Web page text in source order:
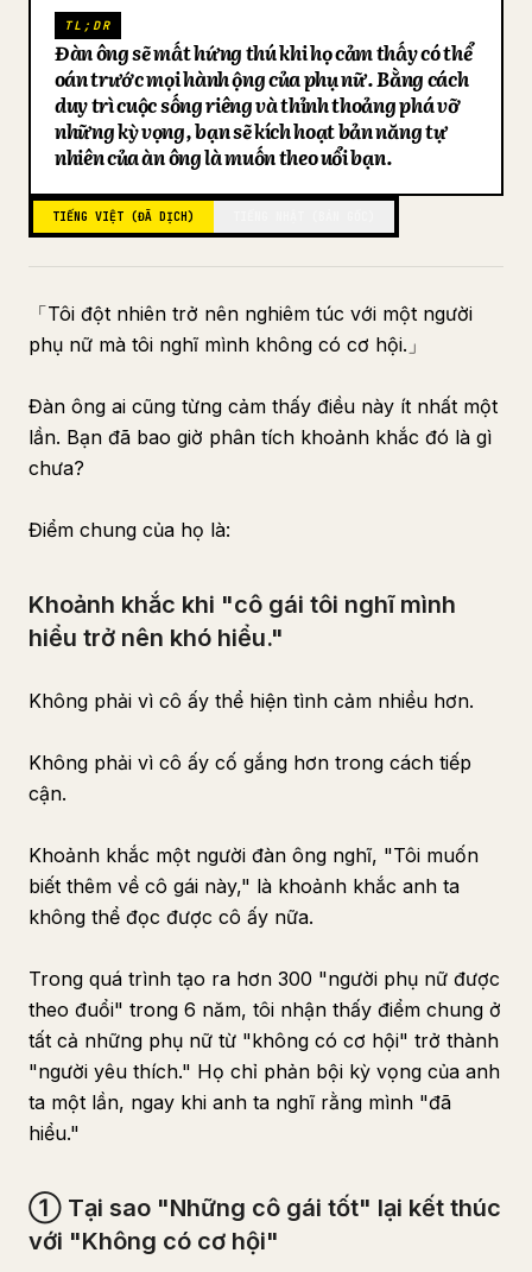
Blog
Cập nhật
TL;DR
Đàn ông sẽ mất hứng thú khi họ cảm thấy có thể
đoán trước mọi hành động của phụ nữ. Bằng cách
duy trì cuộc sống riêng và thỉnh thoảng phá vỡ
những kỳ vọng, bạn sẽ kích hoạt bản năng tự
nhiên của đàn ông là muốn theo đuổi bạn.
TIẾNG VIỆT (ĐÃ DỊCH)
「Tôi đột nhiên trở nên nghiêm túc với một người
phụ nữ mà tôi nghĩ mình không có cơ hội.」
Đàn ông ai cũng từng cảm thấy điều này ít nhất một
lần. Bạn đã bao giờ phân tích khoảnh khắc đó là gì
chưa?
Điểm chung của họ là:
Khoảnh khắc khi "cô gái tôi nghĩ mình
hiểu trở nên khó hiểu."
Không phải vì cô ấy thể hiện tình cảm nhiều hơn.
Không phải vì cô ấy cố gắng hơn trong cách tiếp
cận.
Khoảnh khắc một người đàn ông nghĩ, "Tôi muốn
biết thêm về cô gái này," là khoảnh khắc anh ta
không thể đọc được cô ấy nữa.
Trong quá trình tạo ra hơn 300 "người phụ nữ được
theo đuổi" trong 6 năm, tôi nhận thấy điểm chung ở
tất cả những phụ nữ từ "không có cơ hội" trở thành
"người yêu thích." Họ chỉ phản bội kỳ vọng của anh
ta một lần, ngay khi anh ta nghĩ rằng mình "đã
hiểu."
① Tại sao "Những cô gái tốt" lại kết thúc
với "Không có cơ hội"